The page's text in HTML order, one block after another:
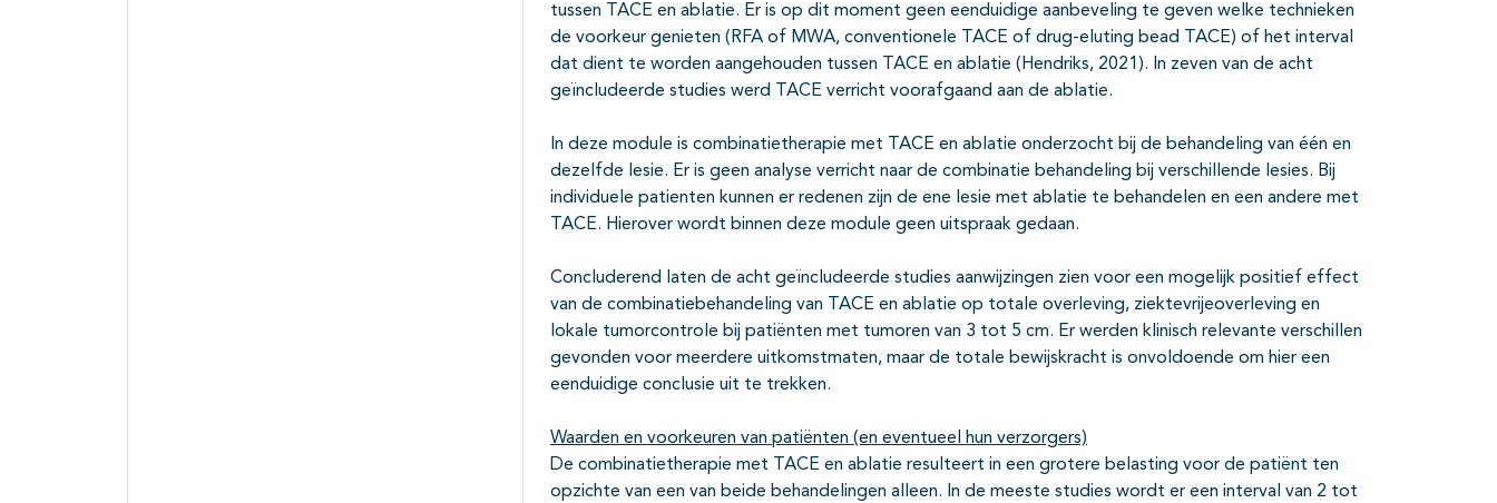
tussen TACE en ablatie. Er is op dit moment geen eenduidige aanbeveling te geven welke technieken
de voorkeur genieten (RFA of MWA, conventionele TACE of drug-eluting bead TACE) of het interval
dat dient te worden aangehouden tussen TACE en ablatie (Hendriks, 2021). In zeven van de acht
geïncludeerde studies werd TACE verricht voorafgaand aan de ablatie.
In deze module is combinatietherapie met TACE en ablatie onderzocht bij de behandeling van één en
dezelfde lesie. Er is geen analyse verricht naar de combinatie behandeling bij verschillende lesies. Bij
individuele patienten kunnen er redenen zijn de ene lesie met ablatie te behandelen en een andere met
TACE. Hierover wordt binnen deze module geen uitspraak gedaan.
Concluderend laten de acht geïncludeerde studies aanwijzingen zien voor een mogelijk positief effect
van de combinatiebehandeling van TACE en ablatie op totale overleving, ziektevrijeoverleving en
lokale tumorcontrole bij patiënten met tumoren van 3 tot 5 cm. Er werden klinisch relevante verschillen
gevonden voor meerdere uitkomstmaten, maar de totale bewijskracht is onvoldoende om hier een
eenduidige conclusie uit te trekken.
Waarden en voorkeuren van patiënten (en eventueel hun verzorgers)
De combinatietherapie met TACE en ablatie resulteert in een grotere belasting voor de patiënt ten
opzichte van een van beide behandelingen alleen. In de meeste studies wordt er een interval van 2 tot